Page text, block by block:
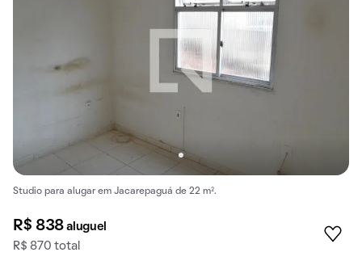
Studio para alugar em Jacarepaguá de 22 m².
R$ 838aluguel
R$ 870 total